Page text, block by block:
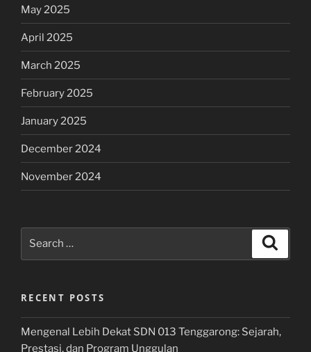
May 2025
April 2025
March 2025
February 2025
January 2025
December 2024
November 2024
RECENT POSTS
Mengenal Lebih Dekat SDN 013 Tenggarong: Sejarah,
Prestasi, dan Program Unggulan